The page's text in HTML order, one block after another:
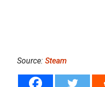
Source: Steam